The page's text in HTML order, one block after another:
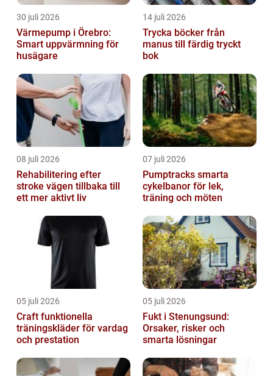
30 juli 2026
Värmepump i Örebro:
Smart uppvärmning för
husägare
14 juli 2026
Trycka böcker från
manus till färdig tryckt
bok
08 juli 2026
Rehabilitering efter
stroke vägen tillbaka till
ett mer aktivt liv
07 juli 2026
Pumptracks smarta
cykelbanor för lek,
träning och möten
05 juli 2026
Craft funktionella
träningskläder för vardag
och prestation
05 juli 2026
Fukt i Stenungsund:
Orsaker, risker och
smarta lösningar